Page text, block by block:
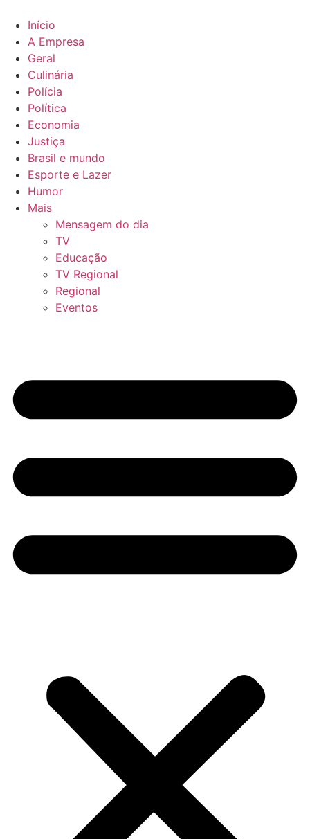
para
conteúdo
Início
A Empresa
Geral
Culinária
Polícia
Política
Economia
Justiça
Brasil e mundo
Esporte e Lazer
Humor
Mais
Mensagem do dia
TV
Educação
TV Regional
Regional
Eventos